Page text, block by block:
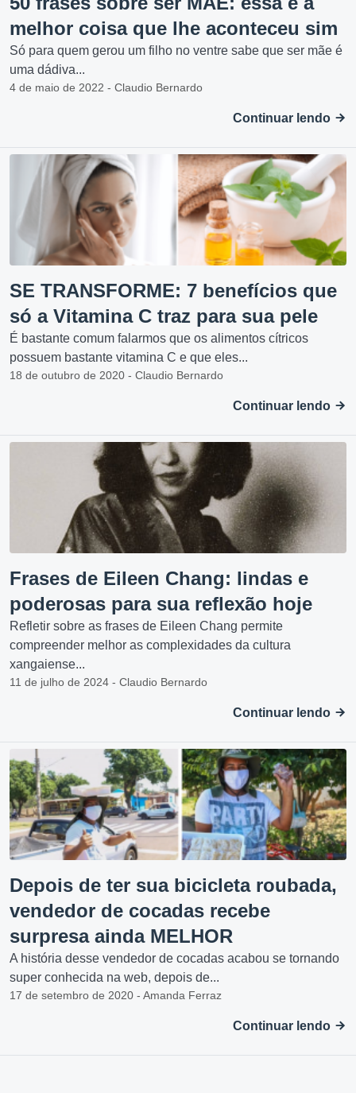
melhor coisa que lhe aconteceu sim
Só para quem gerou um filho no ventre sabe que ser mãe é
uma dádiva...
4 de maio de 2022 - Claudio Bernardo
Continuar lendo
SE TRANSFORME: 7 benefícios que
só a Vitamina C traz para sua pele
É bastante comum falarmos que os alimentos cítricos
possuem bastante vitamina C e que eles...
18 de outubro de 2020 - Claudio Bernardo
Continuar lendo
Frases de Eileen Chang: lindas e
poderosas para sua reflexão hoje
Refletir sobre as frases de Eileen Chang permite
compreender melhor as complexidades da cultura
xangaiense...
11 de julho de 2024 - Claudio Bernardo
Continuar lendo
Depois de ter sua bicicleta roubada,
vendedor de cocadas recebe
surpresa ainda MELHOR
A história desse vendedor de cocadas acabou se tornando
super conhecida na web, depois de...
17 de setembro de 2020 - Amanda Ferraz
Continuar lendo